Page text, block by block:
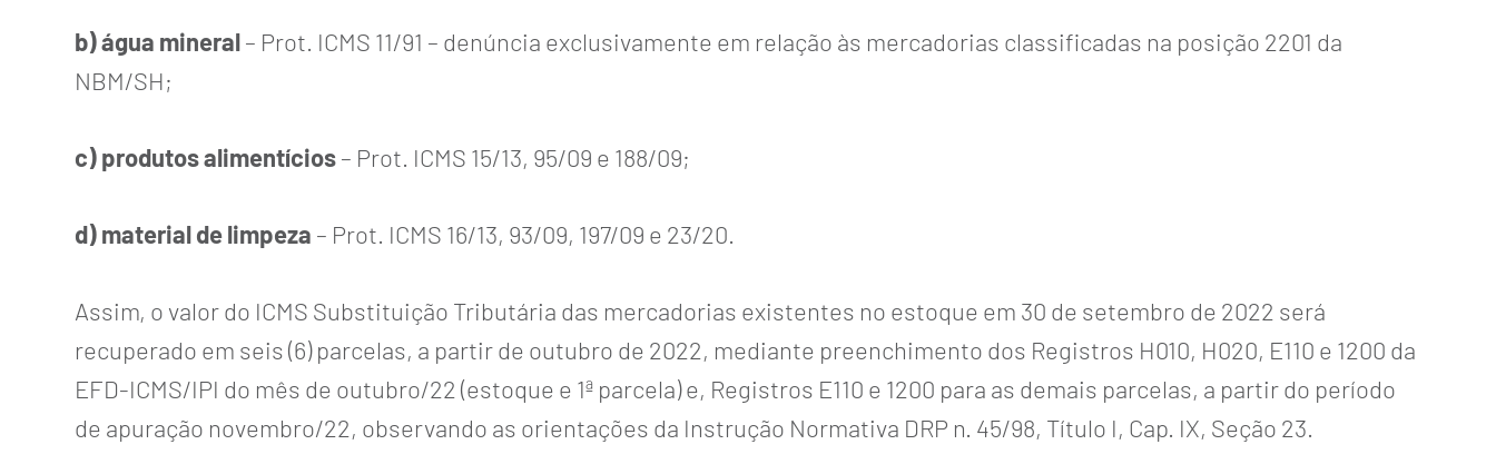
b) água mineral– Prot. ICMS 11/91 – denúncia exclusivamente em relação às mercadorias classificadas na posição 2201 da
NBM/SH;
c) produtos alimentícios– Prot. ICMS 15/13, 95/09 e 188/09;
d) material de limpeza – Prot. ICMS 16/13, 93/09, 197/09 e 23/20.
Assim, o valor do ICMS Substituição Tributária das mercadorias existentes no estoque em 30 de setembro de 2022 será
recuperado em seis (6) parcelas, a partir de outubro de 2022, mediante preenchimento dos Registros H010, H020, E110 e 1200 da
EFD-ICMS/IPI do mês de outubro/22 (estoque e 1ª parcela) e, Registros E110 e 1200 para as demais parcelas, a partir do período
de apuração novembro/22, observando as orientações da Instrução Normativa DRP n. 45/98, Título I, Cap. IX, Seção 23.